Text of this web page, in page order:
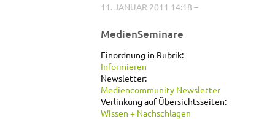
11. JANUAR 2011 14:18 –
MedienSeminare
Einordnung in Rubrik:
Informieren
Newsletter:
Mediencommunity Newsletter
Verlinkung auf Übersichtsseiten:
Wissen + Nachschlagen